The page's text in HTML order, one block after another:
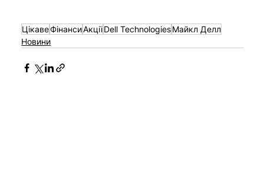
ЦікавеФінансиАкціїDell TechnologiesМайкл Делл
Новини